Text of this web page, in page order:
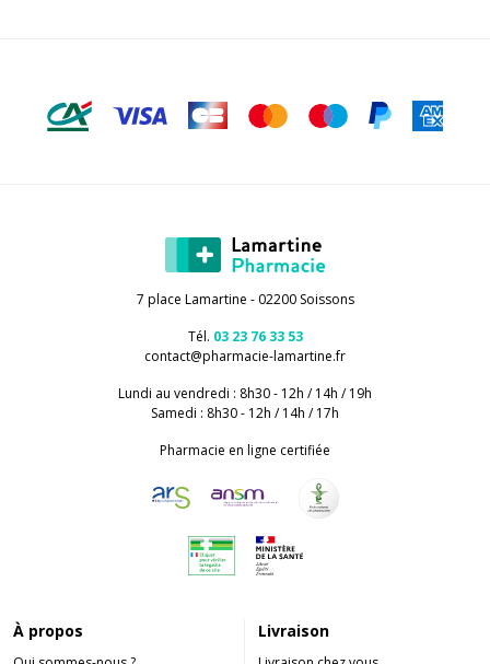
7 place Lamartine - 02200 Soissons
Tél. 03 23 76 33 53
contact@pharmacie-lamartine.fr
Lundi au vendredi : 8h30 - 12h / 14h / 19h
Samedi : 8h30 - 12h / 14h / 17h
Pharmacie en ligne certifiée
À propos Livraison